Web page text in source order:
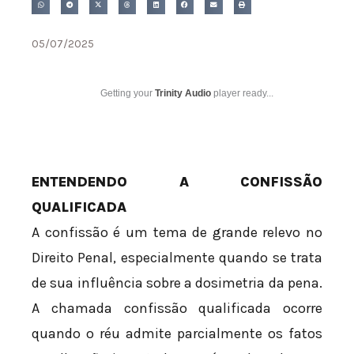
05/07/2025
Getting your Trinity Audio player ready...
ENTENDENDO A CONFISSÃO
QUALIFICADA
A confissão é um tema de grande relevo no
Direito Penal, especialmente quando se trata
de sua influência sobre a dosimetria da pena.
A chamada confissão qualificada ocorre
quando o réu admite parcialmente os fatos